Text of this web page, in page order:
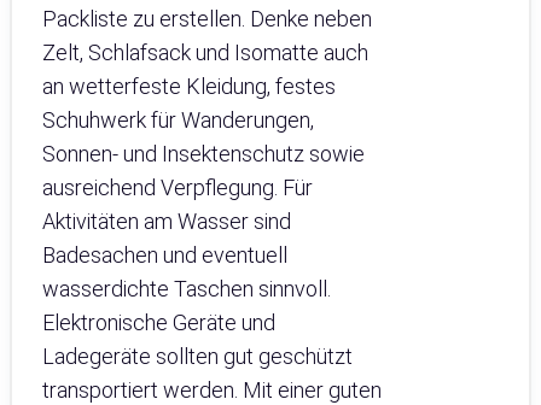
Packliste zu erstellen. Denke neben
Zelt, Schlafsack und Isomatte auch
an wetterfeste Kleidung, festes
Schuhwerk für Wanderungen,
Sonnen- und Insektenschutz sowie
ausreichend Verpflegung. Für
Aktivitäten am Wasser sind
Badesachen und eventuell
wasserdichte Taschen sinnvoll.
Elektronische Geräte und
Ladegeräte sollten gut geschützt
transportiert werden. Mit einer guten